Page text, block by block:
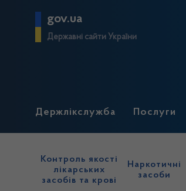
gov.ua
Державні сайти України
Держлікслужба Послуги
Контроль якості
лікарських
засобів та крові
Наркотичні
засоби